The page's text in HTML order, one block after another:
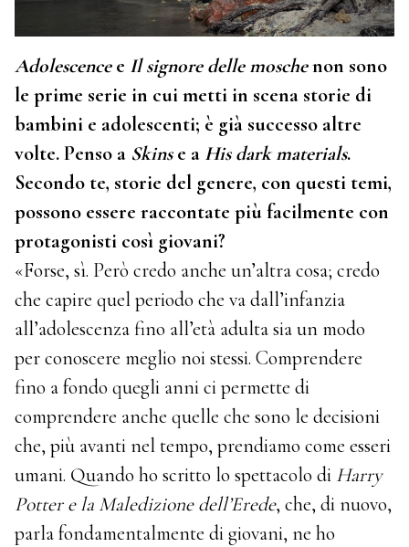
Adolescencee Il signore delle moschenon sono
le prime serie in cui metti in scena storie di
bambini e adolescenti; è già successo altre
volte. Penso a Skinse a His dark materials.
Secondo te, storie del genere, con questi temi,
possono essere raccontate più facilmente con
protagonisti così giovani?
«Forse, sì. Però credo anche un’altra cosa; credo
che capire quel periodo che va dall’infanzia
all’adolescenza fino all’età adulta sia un modo
per conoscere meglio noi stessi. Comprendere
fino a fondo quegli anni ci permette di
comprendere anche quelle che sono le decisioni
che, più avanti nel tempo, prendiamo come esseri
umani. Quando ho scritto lo spettacolo di Harry
Potter e la Maledizione dell’Erede, che, di nuovo,
parla fondamentalmente di giovani, ne ho